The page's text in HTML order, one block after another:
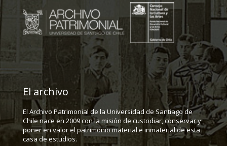
El archivo
El Archivo Patrimonial de la Universidad de Santiago de
Chile nace en 2009 con la misión de custodiar, conservar y
poner en valor el patrimonio material e inmaterial de esta
casa de estudios.